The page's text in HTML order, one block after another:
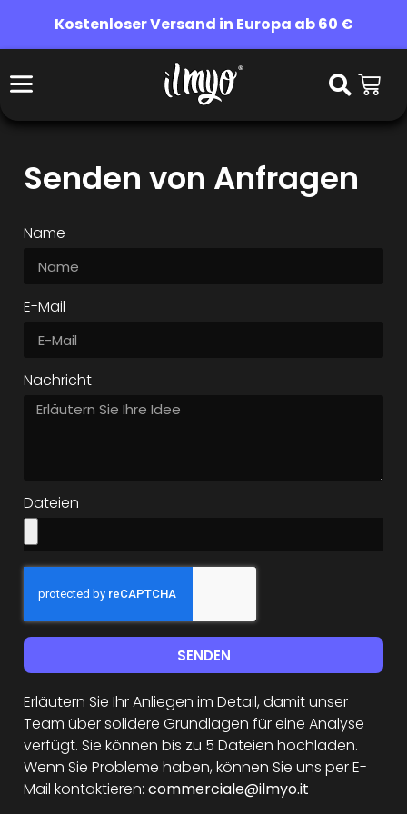
Kostenloser Versand in Europa ab 60 €
Senden von Anfragen
Name
E-Mail
Nachricht
Dateien
SENDEN
Erläutern Sie Ihr Anliegen im Detail, damit unser
Team über solidere Grundlagen für eine Analyse
verfügt. Sie können bis zu 5 Dateien hochladen.
Wenn Sie Probleme haben, können Sie uns per E-
Mail kontaktieren: commerciale@ilmyo.it